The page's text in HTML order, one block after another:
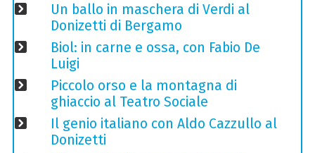
Un ballo in maschera di Verdi al
Donizetti di Bergamo
Biol: in carne e ossa, con Fabio De
Luigi
Piccolo orso e la montagna di
ghiaccio al Teatro Sociale
Il genio italiano con Aldo Cazzullo al
Donizetti